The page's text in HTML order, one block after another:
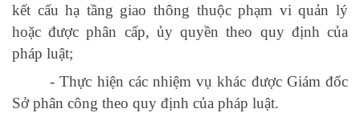
kết cấu hạ tầng giao thông thuộc phạm vi quản lý
hoặc được phân cấp, ủy quyền theo quy định của
pháp luật;
- Thực hiện các nhiệm vụ khác được Giám đốc
Sởphân công theo quy định của pháp luật.